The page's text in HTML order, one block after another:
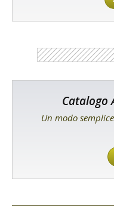
Catalogo
Un modo